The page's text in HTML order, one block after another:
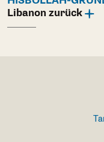
Libanon zurück